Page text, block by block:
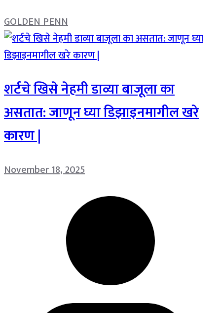
GOLDEN PENN
शर्टचे खिसे नेहमी डाव्या बाजूला का
असतात: जाणून घ्या डिझाइनमागील खरे
कारण |
November 18, 2025